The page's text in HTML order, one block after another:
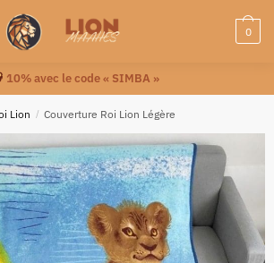
0
10% avec le code « SIMBA »
Lion / Couverture Roi Lion Légère